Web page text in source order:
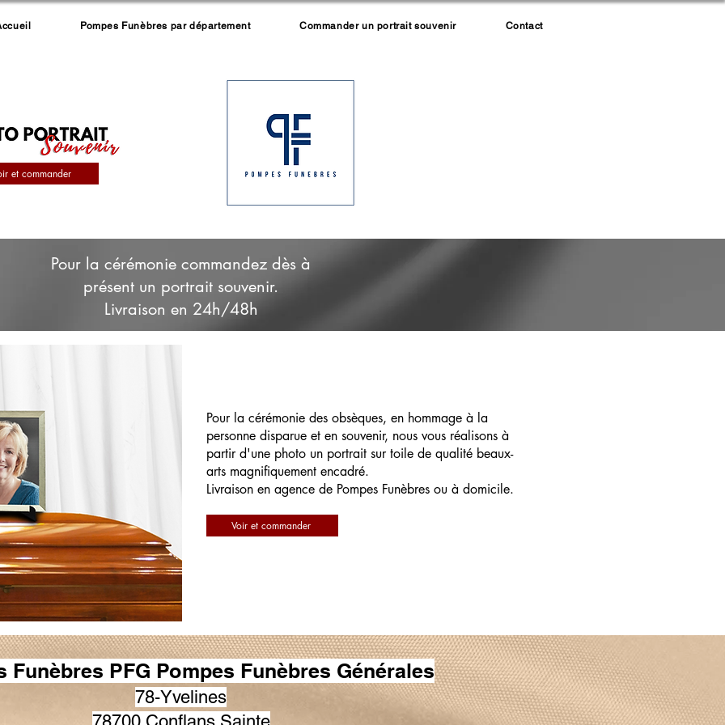
Pompes Funèbres par département Commander un portrait souvenir Contact
et commander
Pour la cérémonie commandez dès à
présent un portrait souvenir.
Livraison en 24h/48h
Pour la cérémonie des obsèques, en hommage à la
personne disparue et en souvenir, nous vous réalisons à
partir d'une photo un portrait sur toile de qualité beaux-
arts magnifiquement encadré.
Livraison en agence de Pompes Funèbres ou à domicile.
Voir et commander
Funèbres PFG Pompes Funèbres Générales
78-Yvelines